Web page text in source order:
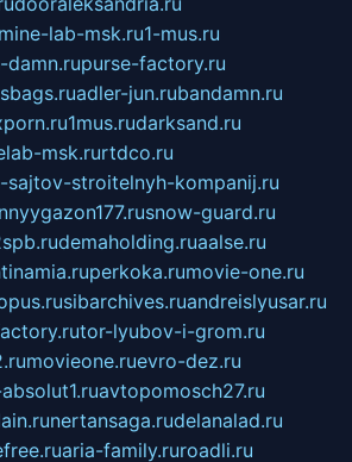
mine-lab-msk.ru1-mus.ru
damn.rupurse-factory.ru
adler-jun.rubandamn.ru
1mus.rudarksand.ru
msk.rurtdco.ru
sajtov-stroitelnyh-kompanij.ru
snow-guard.ru
demaholding.ruaalse.ru
perkoka.rumovie-one.ru
sibarchives.ruandreislyusar.ru
tor-lyubov-i-grom.ru
movieone.ruevro-dez.ru
avtopomosch27.ru
nertansaga.rudelanalad.ru
aria-family.ruroadli.ru